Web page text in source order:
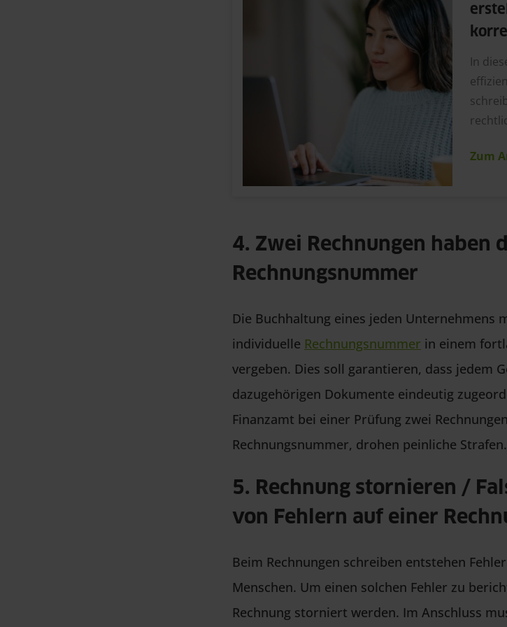
In
Zum
4. Zwei Rechnungen haben
Rechnungsnummer
Die Buchhaltung eines jeden Unternehmens
individuelle Rechnungsnummer in einem
vergeben. Dies soll garantieren, dass jedem
dazugehörigen Dokumente eindeutig
Finanzamt bei einer Prüfung zwei
Rechnungsnummer, drohen peinliche Strafen.
5. Rechnung stornieren /
von Fehlern auf einer
Beim Rechnungen schreiben entstehen
Menschen. Um einen solchen Fehler zu
Rechnung storniert werden. Im Anschluss